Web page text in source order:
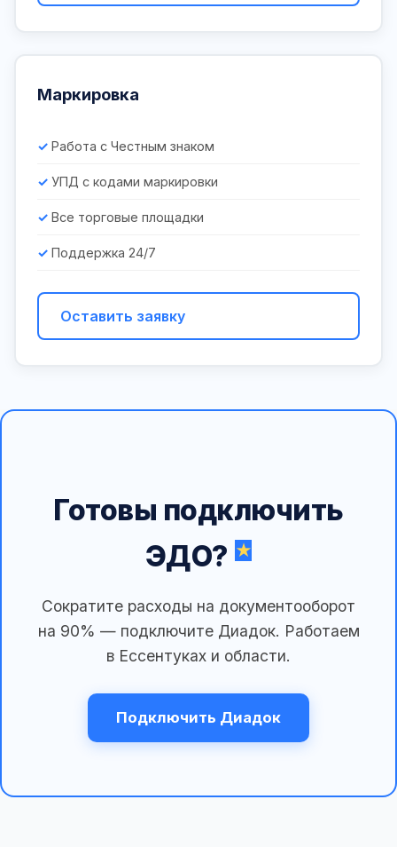
Маркировка
Работа с Честным знаком
УПД с кодами маркировки
Все торговые площадки
Поддержка 24/7
Оставить заявку
Готовы подключить
ЭДО?
Сократите расходы на документооборот
на 90% — подключите Диадок. Работаем
в Ессентуках и области.
Подключить Диадок